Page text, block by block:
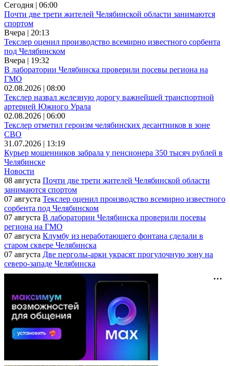
Сегодня | 06:00
Почти две трети жителей Челябинской области занимаются
спортом
Вчера | 20:13
Текслер оценил производство всемирно известного сорбента
под Челябинском
Вчера | 19:32
В лаборатории Челябинска проверили посевы региона на
ГМО
02.08.2026 | 08:00
Текслер назвал железную дорогу важнейшей транспортной
артерией Южного Урала
02.08.2026 | 06:00
Текслер отметил героизм челябинских десантников в зоне
СВО
31.07.2026 | 13:19
Курьер мошенников забрала у пенсионера 350 тысяч рублей в
Челябинске
Новости
08 августа Почти две трети жителей Челябинской области
занимаются спортом
07 августа Текслер оценил производство всемирно известного
сорбента под Челябинском
07 августа В лаборатории Челябинска проверили посевы
региона на ГМО
07 августа Клумбу из неработающего фонтана сделали в
старом сквере Челябинска
07 августа Две перголы-арки украсят прогулочную зону на
северо-западе Челябинска